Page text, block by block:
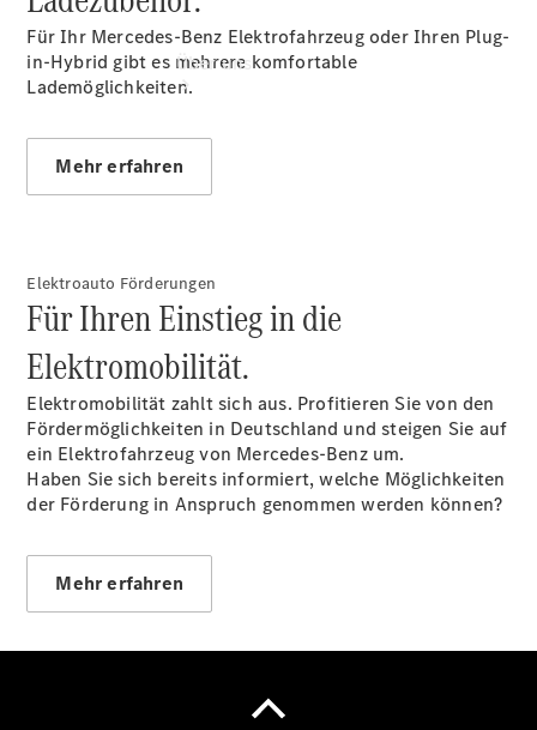
Über uns
Kontakt
Ansprechpartner
Probefahrt
Kontaktformular
Unternehmensinformationen
Karriere
Für Ihr Mercedes-Benz Elektrofahrzeug oder Ihren Plug-
in-Hybrid gibt es mehrere komfortable
Lademöglichkeiten.
Mehr erfahren
Elektroauto Förderungen
Für Ihren Einstieg in die
Elektromobilität.
Elektromobilität zahlt sich aus. Profitieren Sie von den
Fördermöglichkeiten in Deutschland und steigen Sie auf
ein Elektrofahrzeug von Mercedes-Benz um.
Haben Sie sich bereits informiert, welche Möglichkeiten
der Förderung in Anspruch genommen werden können?
Mehr erfahren